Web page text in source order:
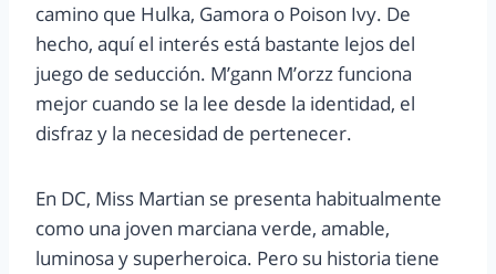
camino que Hulka, Gamora o Poison Ivy. De
hecho, aquí el interés está bastante lejos del
juego de seducción. M’gann M’orzz funciona
mejor cuando se la lee desde la identidad, el
disfraz y la necesidad de pertenecer.
En DC, Miss Martian se presenta habitualmente
como una joven marciana verde, amable,
luminosa y superheroica. Pero su historia tiene